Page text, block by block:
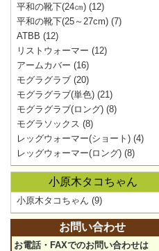
平和の靴下(24㎝) (12)
平和の靴下(25～27cm) (7)
ATBB (12)
リストウォーマー (12)
アームカバー (16)
モグラグラブ (20)
モグラグラブ(単色) (21)
モグラグラブ(ロング) (8)
モグラソックス (8)
レッグウォーマー(ショート) (4)
レッグウォーマー(ロング) (8)
小原木タコちゃん
小原木タコちゃん (9)
お問い合わせ
お電話・FAXでのお問い合わせは